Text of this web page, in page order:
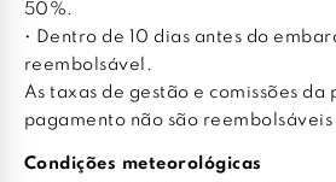
50%.
• Dentro de 10 dias antes do
reembolsável.
As taxas de gestão e comissões
pagamento não são reembolsáveis
Condições meteorológicas